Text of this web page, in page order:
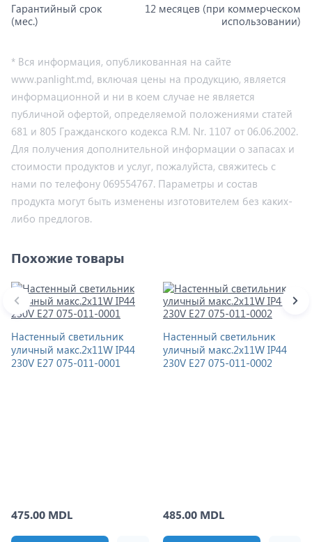
Гарантийный срок
(мес.)
12 месяцев (при коммерческом
использовании)
* Вся информация, опубликованная на сайте
www.panlight.md, включая цены на продукцию, является
информационной и ни в коем случае не является
публичной офертой, определяемой положениями статей
681 и 805 Гражданского кодекса R.M. Nr. 1107 от 06.06.2002.
Для получения дополнительной информации о запасах и
стоимости продуктов и услуг, пожалуйста, свяжитесь с
нами по телефону 069554767. Параметры и состав
продукта могут быть изменены изготовителем без каких-
либо предлогов.
Похожие товары
Настенный светильник
уличный макс.2x11W IP44
230V E27 075-011-0001
475.00 MDL
Настенный светильник
уличный макс.2x11W IP44
230V E27 075-011-0002
485.00 MDL